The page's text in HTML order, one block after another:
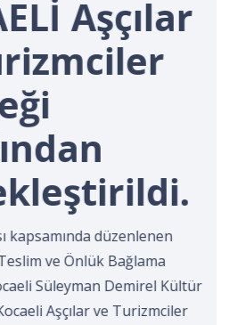
Aşçılar
düzenlenen
ve Önlük Bağlama
Süleyman Demirel Kültür
Aşçılar ve Turizmciler